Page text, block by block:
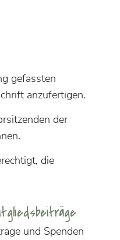
gefassten
anzufertigen.
der
die
und Spenden